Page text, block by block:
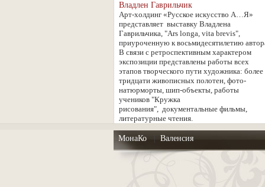
Владлен Гаврильчик
Арт-холдинг «Русское искусство А…Я»
представляет выставку Владлена
Гаврильчика, "Ars longa, vita brevis",
приуроченную к восьмидесятилетию
В связи с ретроспективным характером
экспозиции представлены работы всех
этапов творческого пути художника: более
тридцати живописных полотен, фото-
натюрморты, шип-объекты, работы
учеников "Кружка
рисования", документальные фильмы,
литературные чтения.
МонаКо Валенсия